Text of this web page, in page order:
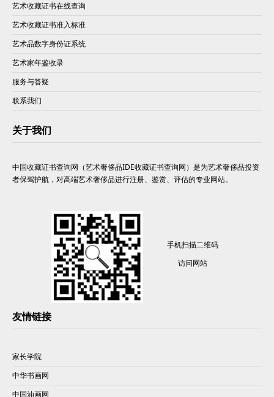
艺术收藏证书在线查询
艺术收藏证书准入标准
艺术品数字身份证系统
艺术家年鉴收录
服务与答疑
联系我们
关于我们
中国收藏证书查询网（艺术奢侈品IDE收藏证书查询网）是为艺术奢侈品投资
者保驾护航，对高端艺术奢侈品进行注册、鉴赏、评估的专业网站。
手机扫描二维码
访问网站
友情链接
家长学院
中华书画网
中国油画网